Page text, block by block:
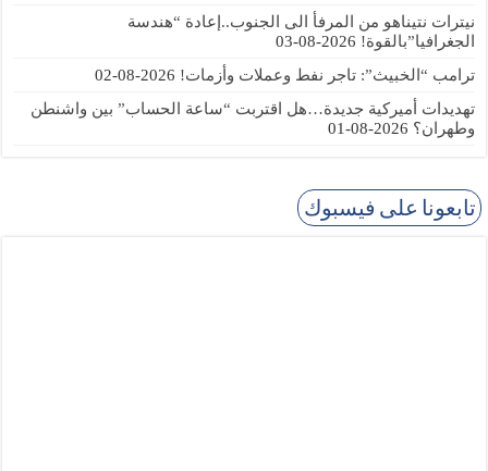
نيترات نتيناهو من المرفأ الى الجنوب..إعادة “هندسة
الجغرافيا”بالقوة! 2026-08-03
ترامب “الخبيث”: تاجر نفط وعملات وأزمات! 2026-08-02
تهديدات أميركية جديدة…هل اقتربت “ساعة الحساب” بين واشنطن
وطهران؟ 2026-08-01
تابعونا على فيسبوك